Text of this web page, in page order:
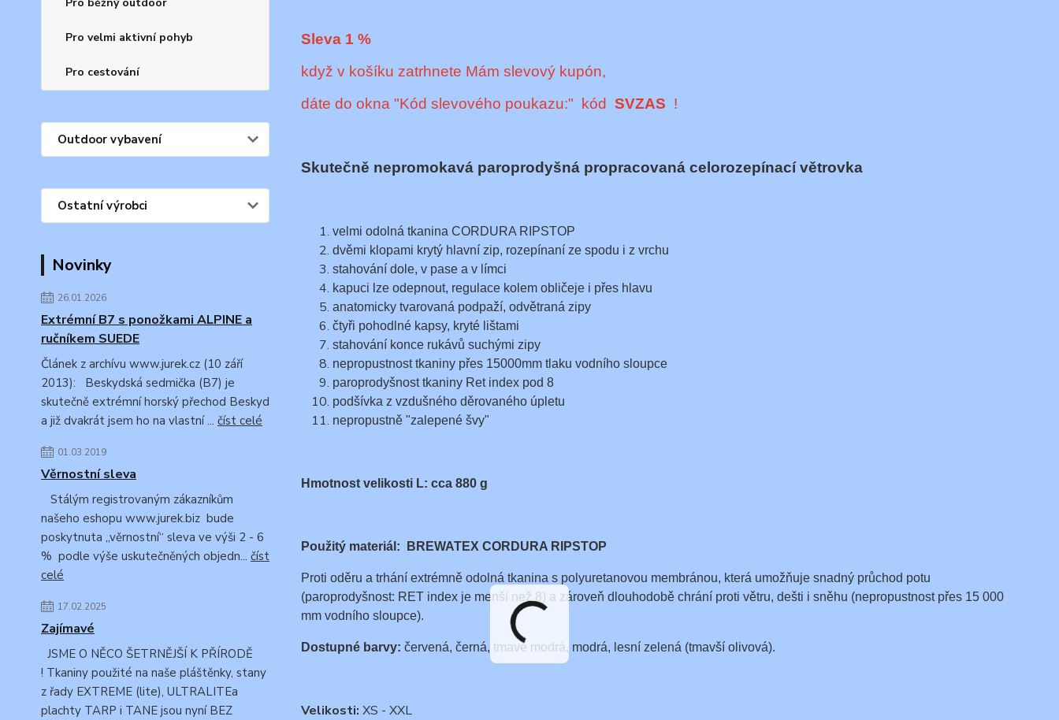
Pro velmi aktivní pohyb
Pro cestování
Outdoor vybavení
Ostatní výrobci
Novinky
26.01.2026
Extrémní B7 s ponožkami ALPINE a
ručníkem SUEDE
Článek z archívu www.jurek.cz (10 září
2013): Beskydská sedmička (B7) je
skutečně extrémní horský přechod Beskyd
a již dvakrát jsem ho na vlastní ... číst celé
01.03.2019
Věrnostní sleva
Stálým registrovaným zákazníkům
našeho eshopu www.jurek.biz bude
poskytnuta „věrnostní“ sleva ve výši 2 - 6
% podle výše uskutečněných objedn... číst
celé
17.02.2025
Zajímavé
JSME O NĚCO ŠETRNĚJŠÍ K PŘÍRODĚ
! Tkaniny použité na naše pláštěnky, stany
z řady EXTREME (lite), ULTRALITEa
plachty TARP i TANE jsou nyní BEZ
Sleva 1 %
když v košíku zatrhnete Mám slevový kupón,
dáte do okna "Kód slevového poukazu:" kód SVZAS !
Skutečně nepromokavá paroprodyšná propracovaná celorozepínací větrovka
velmi odolná tkanina CORDURA RIPSTOP
dvěmi klopami krytý hlavní zip, rozepínaní ze spodu i z vrchu
stahování dole, v pase a v límci
kapuci lze odepnout, regulace kolem obličeje i přes hlavu
anatomicky tvarovaná podpaží, odvětraná zipy
čtyři pohodlné kapsy, kryté lištami
stahování konce rukávů suchými zipy
nepropustnost tkaniny přes 15000mm tlaku vodního sloupce
paroprodyšnost tkaniny Ret index pod 8
podšívka z vzdušného děrovaného úpletu
nepropustně "zalepené švy"
Hmotnost velikosti L: cca 880 g
Použitý materiál: BREWATEX CORDURA RIPSTOP
Proti oděru a trhání extrémně odolná tkanina s polyuretanovou membránou, která umožňuje snadný průchod potu
(paroprodyšnost: RET index je menší než 8) a zároveň dlouhodobě chrání proti větru, dešti i sněhu (nepropustnost přes 15 000
mm vodního sloupce).
Dostupné barvy: červená, černá, tmavě modrá, modrá, lesní zelená (tmavší olivová).
Velikosti: XS - XXL